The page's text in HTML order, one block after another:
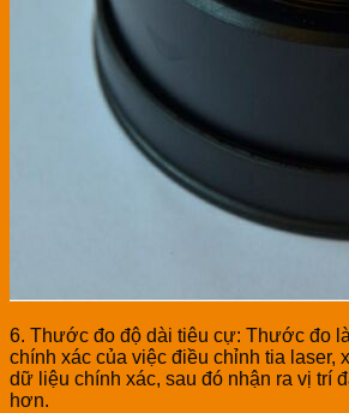
6. Thước đo độ dài tiêu cự: Thước đo
chính xác của việc điều chỉnh tia laser,
dữ liệu chính xác, sau đó nhận ra vị trí
hơn.